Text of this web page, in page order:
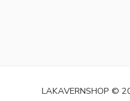
LAKAVERNSHOP ©